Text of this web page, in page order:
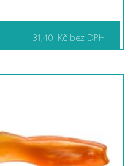
31,40 Kč bez DPH